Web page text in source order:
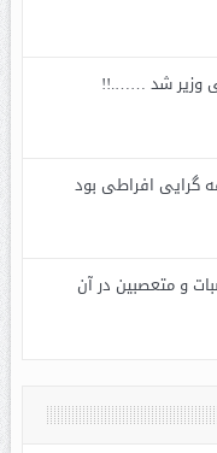
وزیر شد …….!!
گرایی افراطی بود
و متعصبین در آن